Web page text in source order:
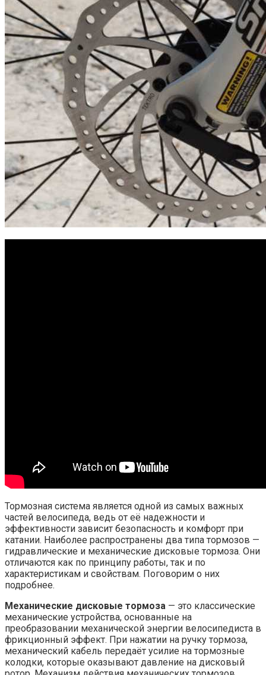
Тормозная система является одной из самых важных
частей велосипеда, ведь от её надежности и
эффективности зависит безопасность и комфорт при
катании. Наиболее распространены два типа тормозов —
гидравлические и механические дисковые тормоза. Они
отличаются как по принципу работы, так и по
характеристикам и свойствам. Поговорим о них
подробнее.
Механические дисковые тормоза — это классические
механические устройства, основанные на
преобразовании механической энергии велосипедиста в
фрикционный эффект. При нажатии на ручку тормоза,
механический кабель передаёт усилие на тормозные
колодки, которые оказывают давление на дисковый